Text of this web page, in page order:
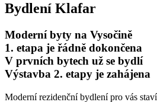
Bydlení Klafar
Moderní byty na Vysočině
1. etapa je řádně dokončena
V prvních bytech už se bydlí
Výstavba 2. etapy je zahájena
Moderní rezidenční bydlení pro vás